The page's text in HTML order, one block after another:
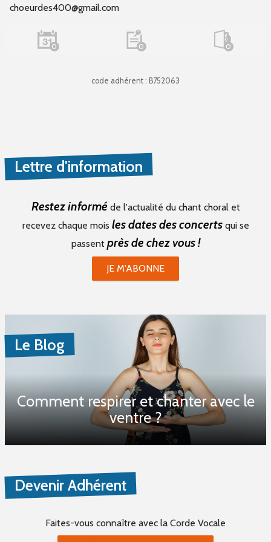
choeurdes400@gmail.com
0 0 0
code adhérent : B752063
Lettre d'information
Restez informé de l'actualité du chant choral et
recevez chaque mois les dates des concertsqui se
passent près de chez vous !
JE M'ABONNE
Le Blog
Comment respirer et chanter avec le
ventre ?
Devenir Adhérent
Faites-vous connaître avec la Corde Vocale